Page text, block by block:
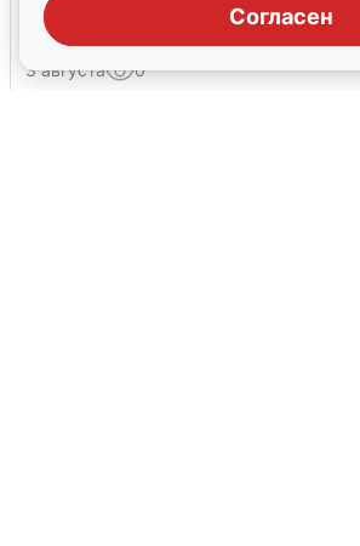
Согласен
беспилотники
3 августа 0